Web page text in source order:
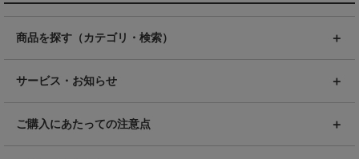
商品を探す（カテゴリ・検索）
サービス・お知らせ
ご購入にあたっての注意点